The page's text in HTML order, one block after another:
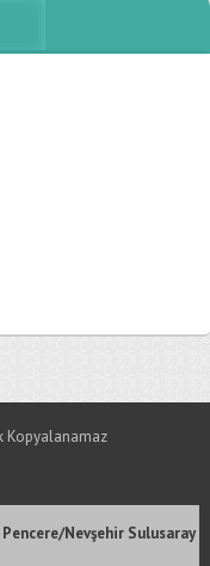
Kopyalanamaz
Nevşehir Sulusaray